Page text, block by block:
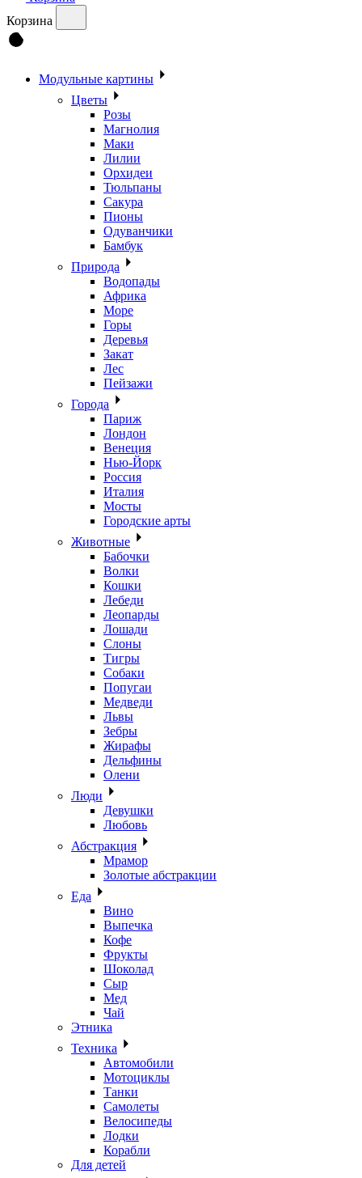
Корзина
Модульные картины
Цветы
Розы
Магнолия
Маки
Лилии
Орхидеи
Тюльпаны
Сакура
Пионы
Одуванчики
Бамбук
Природа
Водопады
Африка
Море
Горы
Деревья
Закат
Лес
Пейзажи
Города
Париж
Лондон
Венеция
Нью-Йорк
Россия
Италия
Мосты
Городские арты
Животные
Бабочки
Волки
Кошки
Лебеди
Леопарды
Лошади
Слоны
Тигры
Собаки
Попугаи
Медведи
Львы
Зебры
Жирафы
Дельфины
Олени
Люди
Девушки
Любовь
Абстракция
Мрамор
Золотые абстракции
Еда
Вино
Выпечка
Кофе
Фрукты
Шоколад
Сыр
Мед
Чай
Этника
Техника
Автомобили
Мотоциклы
Танки
Самолеты
Велосипеды
Лодки
Корабли
Для детей